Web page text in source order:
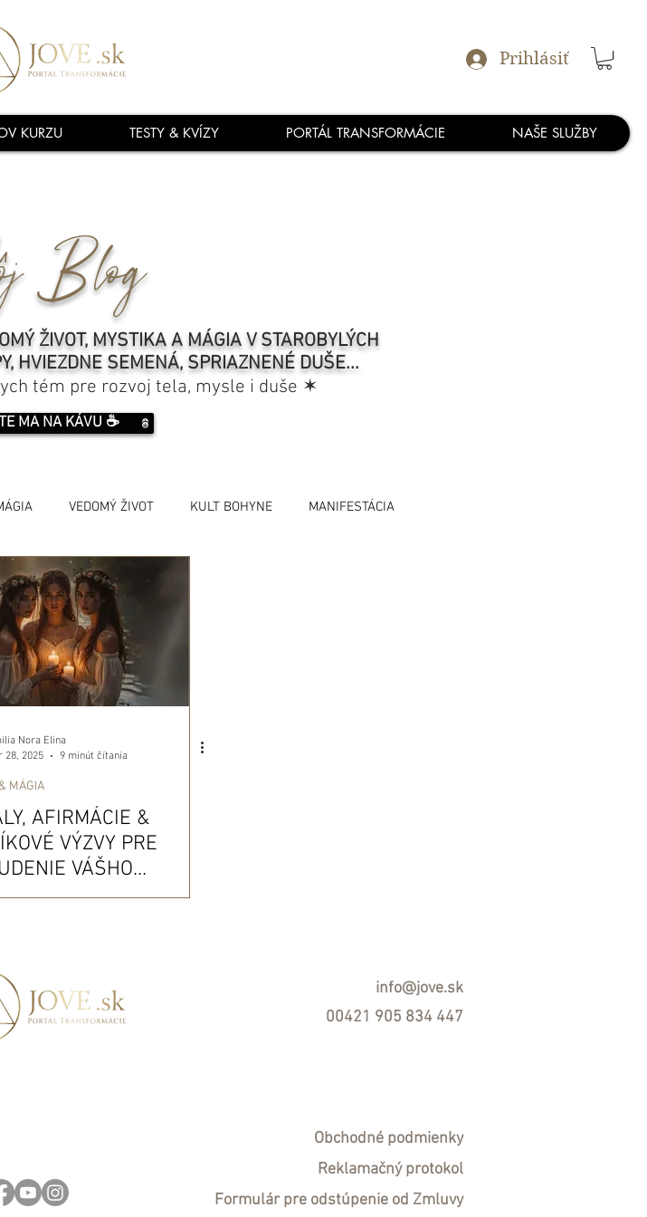
Prihlásiť
KURZU TESTY & KVÍZY PORTÁL TRANSFORMÁCIE NAŠE SLUŽBY
Blog
ŽIVOT, MYSTIKA A MÁGIA V STAROBYLÝCH
HVIEZDNE SEMENÁ, SPRIAZNENÉ DUŠE...
tém pre rozvoj tela, mysle i duše ✶
MA NA KÁVU ☕️
VEDOMÝ ŽIVOT KULT BOHYNE MANIFESTÁCIA
Nora Elina
28, 2025
9 minút čítania
MÁGIA
AFIRMÁCIE &
VÝZVY PRE
VÁŠHO
OHŇA V
info@jove.sk
00421 905 834 447
Obchodné podmienky
Reklamačný protokol
Formulár pre odstúpenie od Zmluvy